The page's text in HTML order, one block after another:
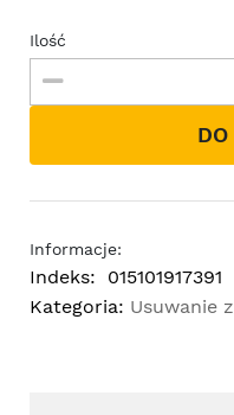
Ilość
DO
Informacje:
Indeks:
015101917391
Kategoria: Usuwanie